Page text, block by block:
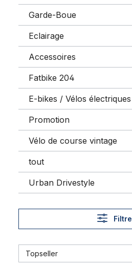
Garde-Boue
Eclairage
Accessoires
Fatbike 204
E-bikes / Vélos électriques
Promotion
Vélo de course vintage
tout
Urban Drivestyle
Filtre